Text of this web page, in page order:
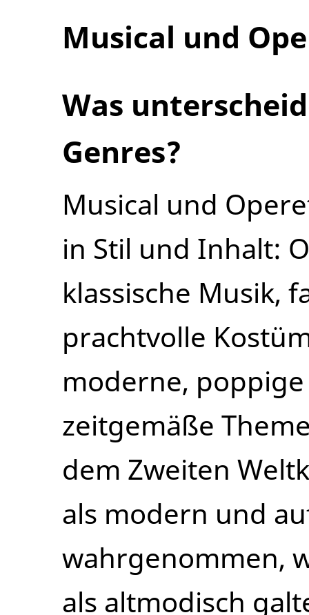
Musical und
Was
Genres?
Musical und
in Stil und Inhalt:
klassische Musik,
prachtvolle
moderne,
zeitgemäße
dem Zweiten
als modern und
wahrgenommen,
als altmodisch